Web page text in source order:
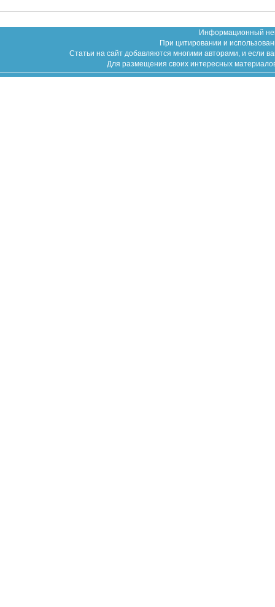
Информационный
При цитировании и
Статьи на сайт добавляются многими авторами, и если
Для размещения своих интересных